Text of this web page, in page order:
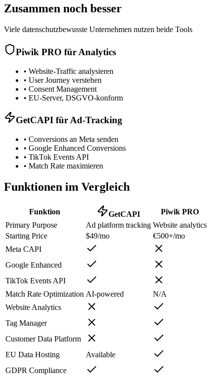
Zusammen noch besser
Viele datenschutzbewusste Unternehmen nutzen beide Tools
Piwik PRO für Analytics
• Website-Traffic analysieren
• User Journey verstehen
• Consent Management
• EU-Server, DSGVO-konform
GetCAPI für Ad-Tracking
• Conversions an Meta senden
• Google Enhanced Conversions
• TikTok Events API
• Match Rate maximieren
Funktionen im Vergleich
Funktion GetCAPI
Piwik PRO
Primary Purpose
Ad platform tracking Website analytics
Starting Price
$49/mo
€500+/mo
Meta CAPI
Google Enhanced
TikTok Events API
Match Rate Optimization AI-powered
N/A
Website Analytics
Tag Manager
Customer Data Platform
EU Data Hosting
Available
GDPR Compliance